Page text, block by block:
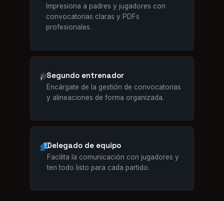
Impresiona a padres y jugadores con
convocatorias claras y PDFs
profesionales.
Segundo entrenador
Encárgate de la gestión de convocatorias
y alineaciones de forma organizada.
Delegado de equipo
Facilita la comunicación con jugadores y
ten todo listo para cada partido.